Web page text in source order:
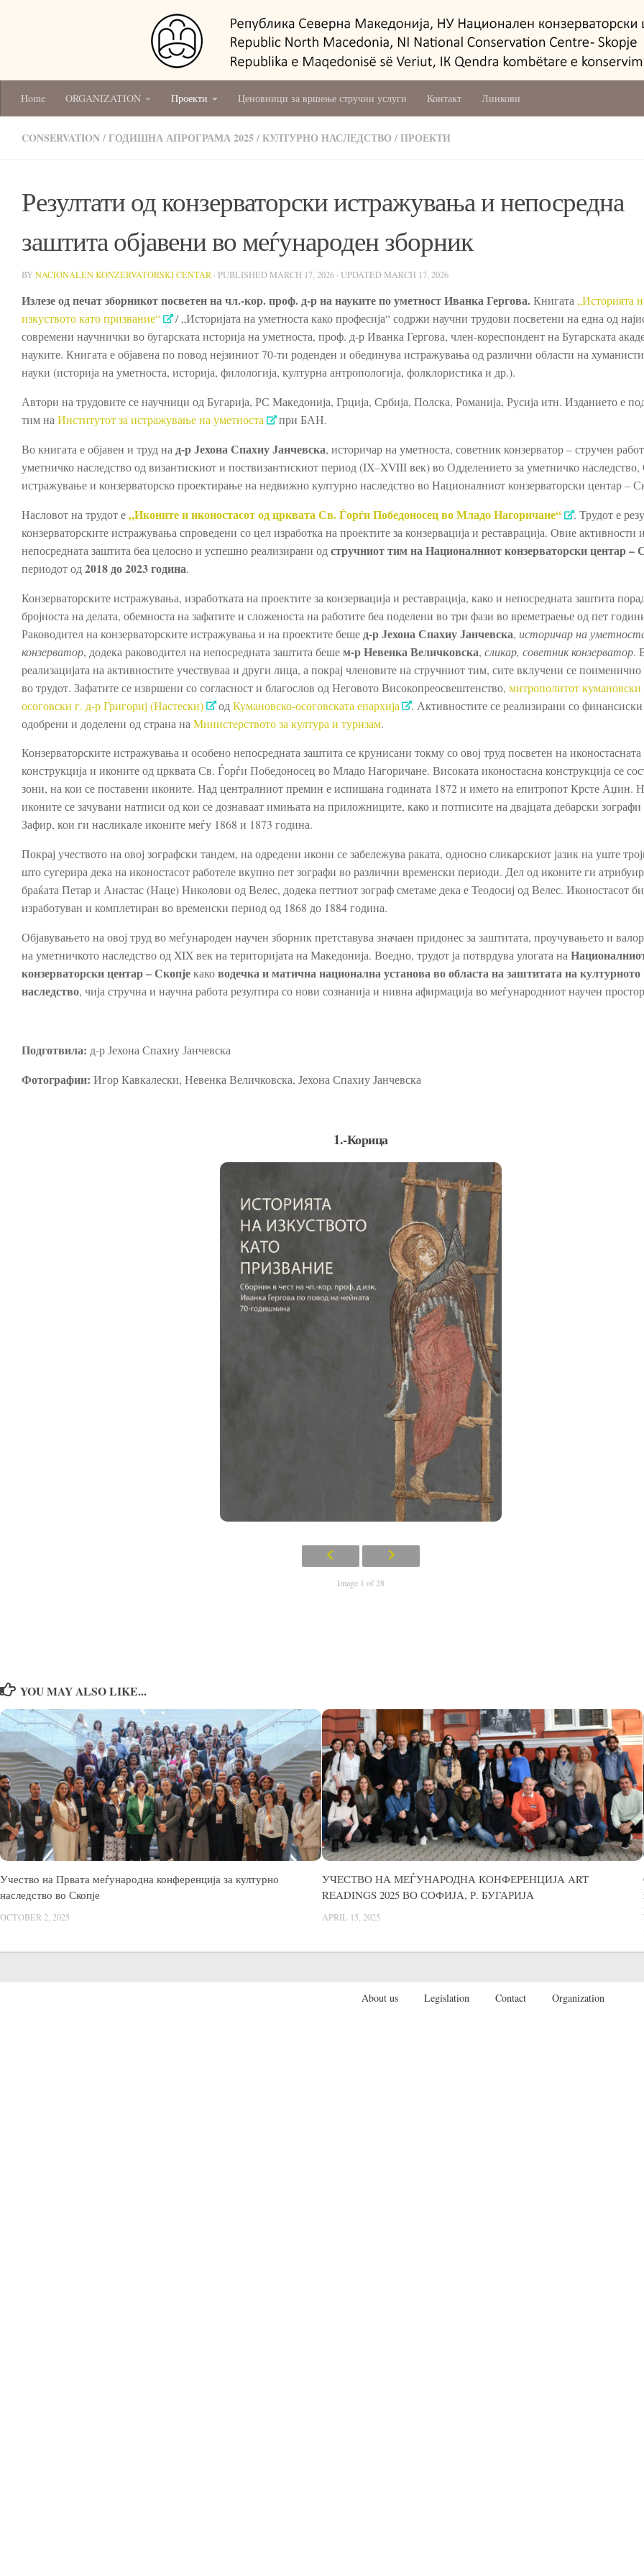
Home ORGANIZATION Проекти Ценовници за вршење стручни услуги Контакт Линкови
CONSERVATION/ГОДИШНА АПРОГРАМА 2025/КУЛТУРНО НАСЛЕДСТВО /ПРОЕКТИ
Резултати од конзерваторски истражувања и непосредна
заштита објавени во меѓународен зборник
BY NACIONALEN KONZERVATORSKI CENTAR · PUBLISHED MARCH 17, 2026 · UPDATED MARCH 17, 2026
Излезе од печат зборникот посветен на чл.-кор. проф. д-р на науките по уметност Иванка Гергова.Книгата„Историята
изкуството като призвание“
/ „Историјата на уметноста како професија“ содржи научни трудови посветени на една од
современи научнички во бугарската историја на уметноста, проф. д-р Иванка Гергова, член-кореспондент на Бугарската
науките. Книгата е објавена по повод нејзиниот 70-ти роденден и обединува истражувања од различни области на
науки (историја на уметноста, историја, филологија, културна антропологија, фолклористика и др.).
Автори на трудовите се научници од Бугарија, РС Македонија, Грција, Србија, Полска, Романија, Русија итн. Изданието е
тим на Институтот за истражување на уметноста
при БАН.
Во книгата е објавен и труд на д-р Јехона Спахиу Јанчевска, историчар на уметноста, советник конзерватор – стручен
уметничко наследство од византискиот и поствизантискиот период (IX–XVIII век) во Одделението за уметничко наследство,
истражување и конзерваторско проектирање на недвижно културно наследство во Националниот конзерваторски центар –
Насловот на трудот е„Иконите и иконостасот од црквата Св. Ѓорѓи Победоносец во Младо Нагоричане“
. Трудот е
конзерваторските истражувања спроведени со цел изработка на проектите за конзервација и реставрација. Овие активности
непосредната заштита беа целосно и успешно реализирани одстручниот тим на Националниот конзерваторски центар –
периодот од2018 до 2023 година.
Конзерваторските истражувања, изработката на проектите за конзервација и реставрација, како и непосредната заштита
бројноста на делата, обемноста на зафатите и сложеноста на работите беа поделени во три фази во времетраење од пет
Раководител на конзерваторските истражувања и на проектите бешед-р Јехона Спахиу Јанчевска, историчар на
конзерватор, додека раководител на непосредната заштита бешем-р Невенка Величковска, сликар, советник конзерватор.
реализацијата на активностите учествуваа и други лица, а покрај членовите на стручниот тим, сите вклучени се
во трудот. Зафатите се извршени со согласност и благослов од Неговото Високопреосвештенство, митрополитот
осоговски г. д-р Григориј (Настески)
одКумановско-осоговската епархија
. Активностите се реализирани со финансиски
одобрени и доделени од страна на Министерството за култура и туризам.
Конзерваторските истражувања и особено непосредната заштита се крунисани токму со овој труд посветен на иконостасната
конструкција и иконите од црквата Св. Ѓорѓи Победоносец во Младо Нагоричане. Високата иконостасна конструкција се
зони, на кои се поставени иконите. Над централниот премин е испишана годината 1872 и името на епитропот Крсте Аџин.
иконите се зачувани натписи од кои се дознаваат имињата на приложниците, како и потписите на двајцата дебарски
Зафир, кои ги насликале иконите меѓу 1868 и 1873 година.
Покрај учеството на овој зографски тандем, на одредени икони се забележува раката, односно сликарскиот јазик на уште
што сугерира дека на иконостасот работеле вкупно пет зографи во различни временски периоди. Дел од иконите ги
браќата Петар и Анастас (Наце) Николови од Велес, додека петтиот зограф сметаме дека е Теодосиј од Велес. Иконостасот
изработуван и комплетиран во временски период од 1868 до 1884 година.
Објавувањето на овој труд во меѓународен научен зборник претставува значаен придонес за заштитата, проучувањето и
на уметничкото наследство од XIX век на територијата на Македонија. Воедно, трудот ја потврдува улогата на
конзерваторски центар – Скопјекаководечка и матична национална установа во областа на заштитата на културното
наследство, чија стручна и научна работа резултира со нови сознанија и нивна афирмација во меѓународниот научен
Подготвила: д-р Јехона Спахиу Јанчевска
Фотографии: Игор Кавкалески, Невенка Величковска, Јехона Спахиу Јанчевска
1.-Корица
Image 1 of 28
YOU MAY ALSO LIKE...
Учество на Првата меѓународна конференција за културно
наследство во Скопје
OCTOBER 2, 2025
УЧЕСТВО НА МЕЃУНАРОДНА КОНФЕРЕНЦИЈА ART
READINGS 2025 ВО СОФИЈА, Р. БУГАРИЈА
APRIL 15, 2025
About us Legislation Contact Organization